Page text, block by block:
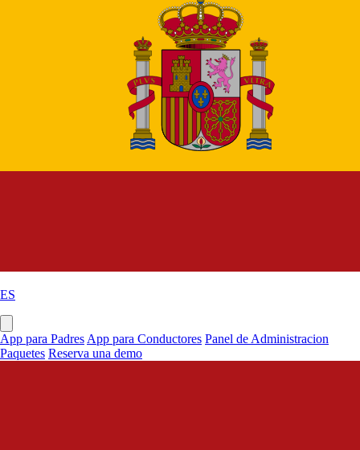
ES
App para Padres App para Conductores Panel de Administracion
Paquetes Reserva una demo